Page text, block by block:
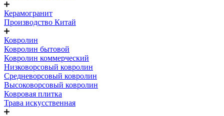
Керамогранит
Производство Китай
Ковролин
Ковролин бытовой
Ковролин коммерческий
Низковорсовый ковролин
Средневорсовый ковролин
Высоковорсовый ковролин
Ковровая плитка
Трава искусственная